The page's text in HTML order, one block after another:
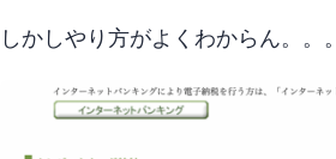
しかしやり方がよくわからん。。。